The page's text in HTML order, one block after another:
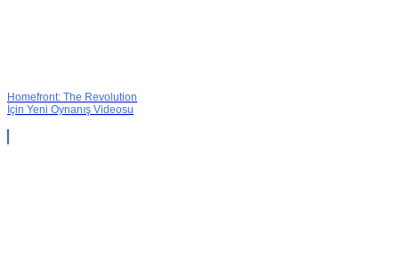
Homefront: The Revolution
İçin Yeni Oynanış Videosu